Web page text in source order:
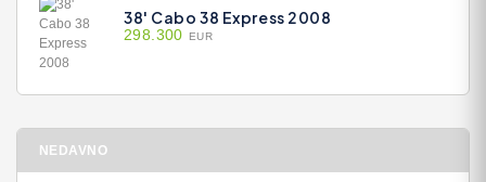
38' Cabo 38 Express 2008
298.300 EUR
NEDAVNO